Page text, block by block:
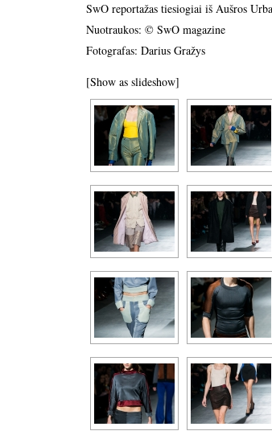
SwO reportažas tiesiogiai iš Aušros
Nuotraukos: © SwO magazine
Fotografas: Darius Gražys
[Show as slideshow]